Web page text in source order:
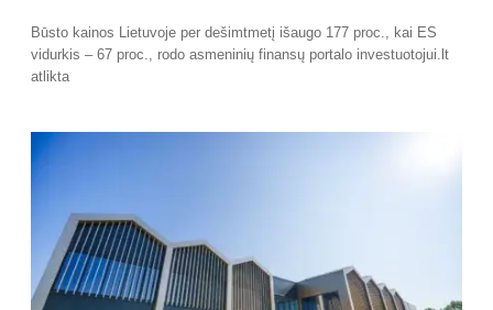
Būsto kainos Lietuvoje per dešimtmetį išaugo 177 proc., kai ES
vidurkis – 67 proc., rodo asmeninių finansų portalo investuotojui.lt
atlikta